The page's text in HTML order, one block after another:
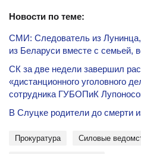
Новости по теме:
СМИ: Следователь из
из Беларуси вместе с семьей,
СК за две недели завершил
«дистанционного уголовного
сотрудника ГУБОПиК
В Слуцке родители до смерти
Прокуратура силовые